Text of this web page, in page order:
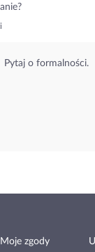
Pytaj o formalności.
Moje zgody